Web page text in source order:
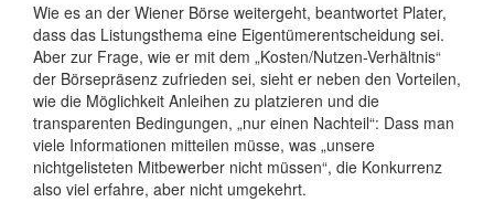
Wie es an der Wiener Börse weitergeht, beantwortet Plater,
dass das Listungsthema eine Eigentümerentscheidung sei.
Aber zur Frage, wie er mit dem „Kosten/Nutzen-Verhältnis“
der Börsepräsenz zufrieden sei, sieht er neben den Vorteilen,
wie die Möglichkeit Anleihen zu platzieren und die
transparenten Bedingungen, „nur einen Nachteil“: Dass man
viele Informationen mitteilen müsse, was „unsere
nichtgelisteten Mitbewerber nicht müssen“, die Konkurrenz
also viel erfahre, aber nicht umgekehrt.